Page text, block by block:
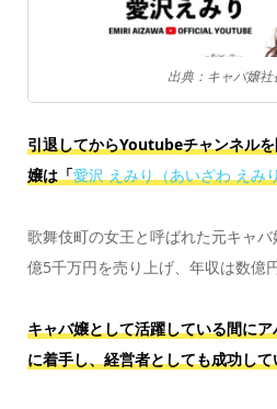
出典：キャバ嬢社
引退してからYoutubeチャンネル
嬢は「愛沢 えみり（あいざわ えみ
歌舞伎町の女王と呼ばれた元キャ
億5千万円を売り上げ、年収は数億
キャバ嬢として活躍している間に
に着手し、経営者としても成功し